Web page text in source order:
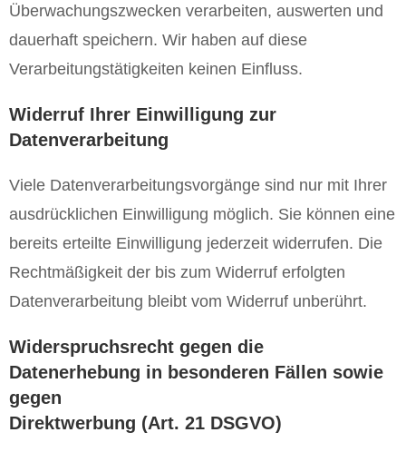
Überwachungszwecken verarbeiten, auswerten und
dauerhaft speichern. Wir haben auf diese
Verarbeitungstätigkeiten keinen Einfluss.
Widerruf Ihrer Einwilligung zur
Datenverarbeitung
Viele Datenverarbeitungsvorgänge sind nur mit Ihrer
ausdrücklichen Einwilligung möglich. Sie können eine
bereits erteilte Einwilligung jederzeit widerrufen. Die
Rechtmäßigkeit der bis zum Widerruf erfolgten
Datenverarbeitung bleibt vom Widerruf unberührt.
Widerspruchsrecht gegen die
Datenerhebung in besonderen Fällen sowie
gegen
Direktwerbung (Art. 21 DSGVO)